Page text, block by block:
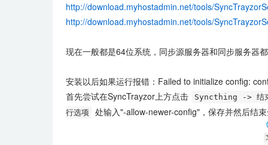
http://download.myhostadmin.net/tools/
http://download.myhostadmin.net/tools/
现在一般都是64位系统，同步源服务器和同步服务器
安装以后如果运行报错：Failed to initialize config:
首先尝试在SyncTrayzor上方点击
Syncthing -> 结
行选项
处输入"-allow-newer-config"，保存并然后结